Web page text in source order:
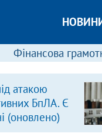
Фінансова
атакою
БпЛА. Є
(оновлено)